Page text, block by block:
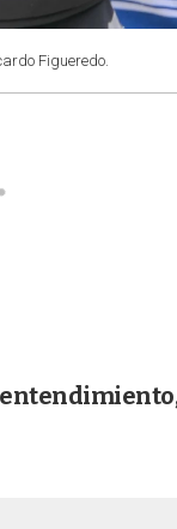
Figueredo.